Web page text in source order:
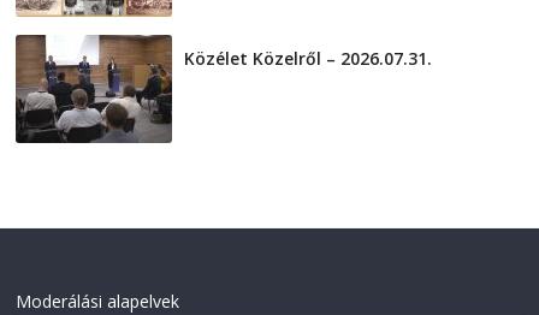
Közélet Közelről – 2026.07.31.
Moderálási alapelvek